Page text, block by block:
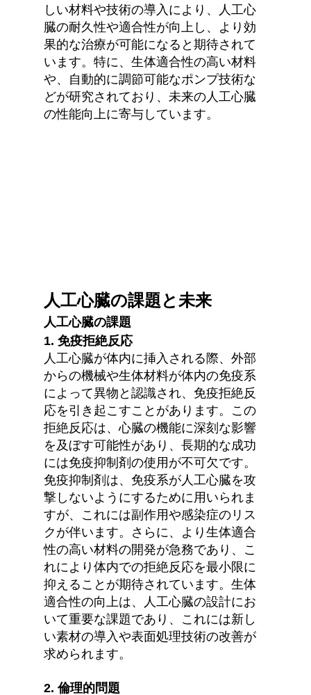
しい材料や技術の導入により、人工心
臓の耐久性や適合性が向上し、より効
果的な治療が可能になると期待されて
います。特に、生体適合性の高い材料
や、自動的に調節可能なポンプ技術な
どが研究されており、未来の人工心臓
の性能向上に寄与しています。
人工心臓の課題と未来
人工心臓の課題
1. 免疫拒絶反応
人工心臓が体内に挿入される際、外部
からの機械や生体材料が体内の免疫系
によって異物と認識され、免疫拒絶反
応を引き起こすことがあります。この
拒絶反応は、心臓の機能に深刻な影響
を及ぼす可能性があり、長期的な成功
には免疫抑制剤の使用が不可欠です。
免疫抑制剤は、免疫系が人工心臓を攻
撃しないようにするために用いられま
すが、これには副作用や感染症のリス
クが伴います。さらに、より生体適合
性の高い材料の開発が急務であり、こ
れにより体内での拒絶反応を最小限に
抑えることが期待されています。生体
適合性の向上は、人工心臓の設計にお
いて重要な課題であり、これには新し
い素材の導入や表面処理技術の改善が
求められます。
2. 倫理的問題